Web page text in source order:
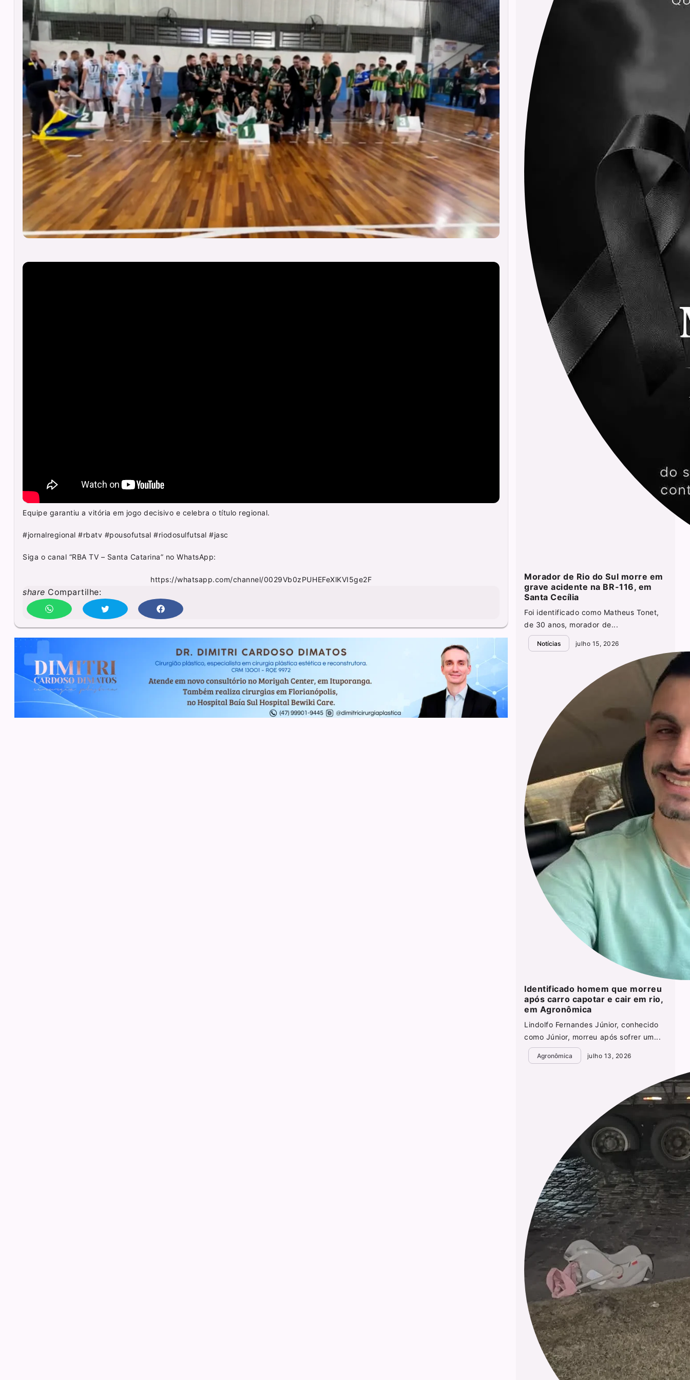
Equipe garantiu a vitória em jogo decisivo e celebra o título regional.
#jornalregional #rbatv #pousofutsal #riodosulfutsal #jasc
Siga o canal “RBA TV – Santa Catarina” no WhatsApp:
https://whatsapp.com/channel/0029Vb0zPUHEFeXlKVI5ge2F
share Compartilhe:
Morador de Rio do Sul morre em
grave acidente na BR-116, em
Santa Cecília
Foi identificado como Matheus Tonet,
de 30 anos, morador de...
Notícias julho 15, 2026
Identificado homem que morreu
após carro capotar e cair em rio,
em Agronômica
Lindolfo Fernandes Júnior, conhecido
como Júnior, morreu após sofrer um...
Agronômica julho 13, 2026